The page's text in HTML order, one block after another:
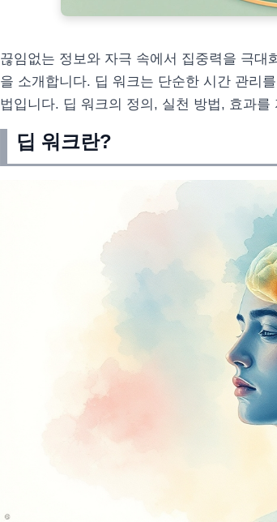
끊임없는 정보와 자극 속에서 집중력을 극
을 소개합니다. 딥 워크는 단순한 시간 관리
법입니다. 딥 워크의 정의, 실천 방법, 효과
딥 워크란?